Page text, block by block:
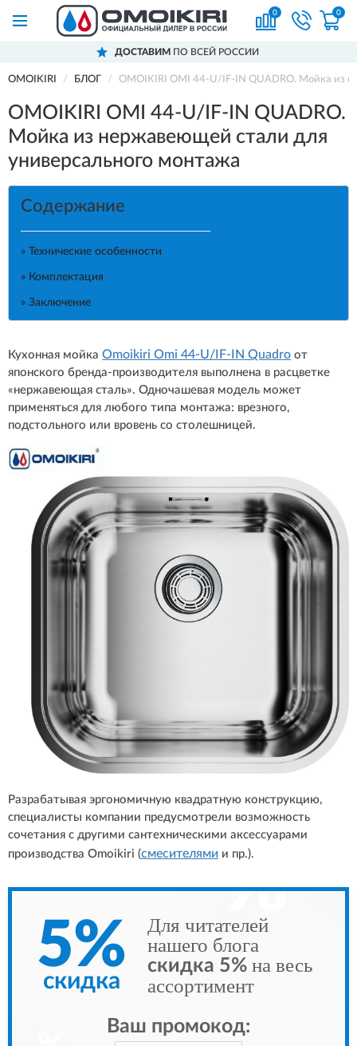
0 0
ДОСТАВИМ ПО ВСЕЙ РОССИИ
OMOIKIRI БЛОГ OMOIKIRI OMI 44-U/IF-IN QUADRO. Мойка из
OMOIKIRI OMI 44-U/IF-IN QUADRO.
Мойка из нержавеющей стали для
универсального монтажа
Содержание
» Технические особенности
» Комплектация
» Заключение
Кухонная мойка Omoikiri Omi 44-U/IF-IN Quadro от
японского бренда-производителя выполнена в расцветке
«нержавеющая сталь». Одночашевая модель может
применяться для любого типа монтажа: врезного,
подстольного или вровень со столешницей.
Разрабатывая эргономичную квадратную конструкцию,
специалисты компании предусмотрели возможность
сочетания с другими сантехническими аксессуарами
производства Omoikiri (смесителями и пр.).
5%
скидка
Для читателей
нашего блога
скидка 5% на весь
ассортимент
Ваш промокод: